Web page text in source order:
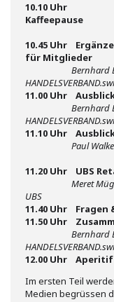
10.10 Uhr
10.45 Uhr
für Mitglieder
Bernhard
11.00 Uhr Ausblick
Bernhard
11.10 Uhr
Paul Walker,
11.20 Uhr UBS
Meret Mügeli,
UBS
11.40 Uhr
11.50 Uhr
Bernhard
12.00 Uhr
Im ersten Teil
Medien begrüssen